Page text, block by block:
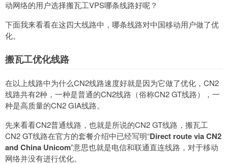
动网络的用户选择搬瓦工VPS哪条线路好呢？
下面我来看看在这四大线路中，哪条线路对中国移动用户做了优
化。
搬瓦工优化线路
在以上线路中为什么CN2线路速度好就是因为它做了优化，CN2
线路共有2种，一种是普通的CN2线路（俗称CN2 GT线路），一
种是高质量的CN2 GIA线路。
先来看看CN2普通线路，也就是所说的CN2 GT线路，搬瓦工
CN2 GT线路在官方的套餐介绍中已经写明“Direct route via CN2
and China Unicom”意思也就是电信和联通直连线路，对于移动
网络并没有进行优化。